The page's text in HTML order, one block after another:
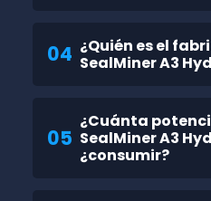
04 ¿Quién es el
SealMiner A3
05
¿Cuánta
SealMiner A3
¿consumir?